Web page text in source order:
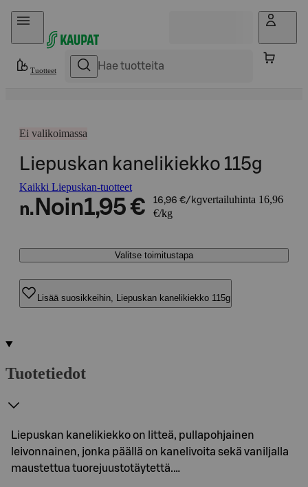
Hyppää sisältöön
Tuotteet
Ei valikoimassa
Liepuskan kanelikiekko 115g
Kaikki Liepuskan-tuotteet
n. Noin1,95 € 16,96 €/kgvertailuhinta 16,96
€/kg
Valitse toimitustapa
Lisää suosikkeihin, Liepuskan kanelikiekko 115g
Tuotetiedot
Liepuskan kanelikiekko on litteä, pullapohjainen
leivonnainen, jonka päällä on kanelivoita sekä vaniljalla
maustettua tuorejuustotäytettä.…